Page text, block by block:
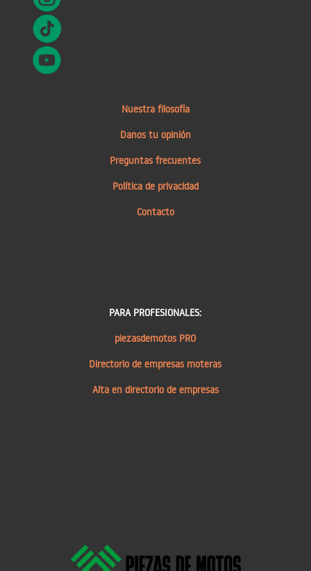
Nuestra filosofía
Danos tu opinión
Preguntas frecuentes
Política de privacidad
Contacto
PARA PROFESIONALES:
piezasdemotos PRO
Directorio de empresas moteras
Alta en directorio de empresas